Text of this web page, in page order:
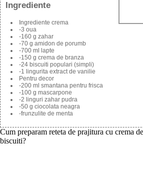
Ingrediente
Ingrediente crema
-3 oua
-160 g zahar
-70 g amidon de porumb
-700 ml lapte
-150 g crema de branza
-24 biscuiti populari (simpli)
-1 lingurita extract de vanilie
Pentru decor
-200 ml smantana pentru frisca
-100 g mascarpone
-2 linguri zahar pudra
-50 g ciocolata neagra
-frunzulite de menta
Cum preparam reteta de prajitura cu crema
biscuiti?